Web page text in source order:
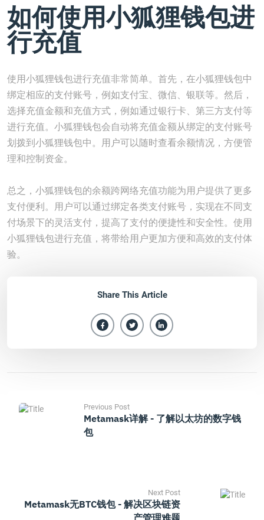
如何使用小狐狸钱包进
行充值
使用小狐狸钱包进行充值非常简单。首先，在小狐狸钱包中
绑定相应的支付账号，例如支付宝、微信、银联等。然后，
选择充值金额和充值方式，例如通过银行卡、第三方支付等
进行充值。小狐狸钱包会自动将充值金额从绑定的支付账号
划拨到小狐狸钱包中。用户可以随时查看余额情况，方便管
理和控制资金。
总之，小狐狸钱包的余额跨网络充值功能为用户提供了更多
支付便利。用户可以通过绑定各类支付账号，实现在不同支
付场景下的灵活支付，提高了支付的便捷性和安全性。使用
小狐狸钱包进行充值，将带给用户更加方便和高效的支付体
验。
Share This Article
Previous Post
Metamask详解 - 了解以太坊的数字钱
包
Next Post
Metamask无BTC钱包 - 解决区块链资
产管理难题